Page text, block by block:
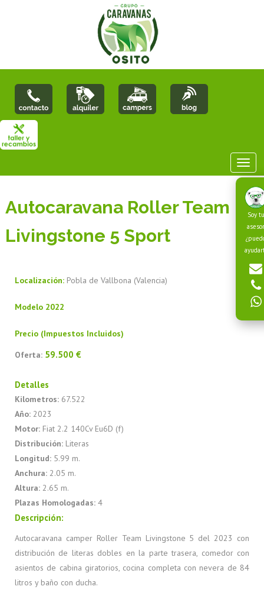
Autocaravana Roller Team
Livingstone 5 Sport
Localización: Pobla de Vallbona (Valencia)
Modelo 2022
Precio (Impuestos Incluidos)
Oferta: 59.500 €
Detalles
Kilometros: 67.522
Año: 2023
Motor: Fiat 2.2 140Cv Eu6D (f)
Distribución: Literas
Longitud: 5.99 m.
Anchura: 2.05 m.
Altura: 2.65 m.
Plazas Homologadas: 4
Descripción:
Autocaravana camper Roller Team Livingstone 5 del 2023 con
distribución de literas dobles en la parte trasera, comedor con
asientos de cabina giratorios, cocina completa con nevera de 84
litros y baño con ducha.
Soy tu